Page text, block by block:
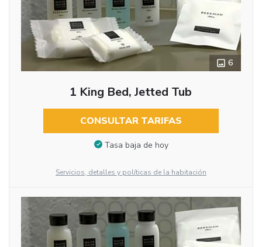
6
1 King Bed, Jetted Tub
CONSULTAR TARIFAS
Tasa baja de hoy
Servicios, detalles y políticas de la habitación